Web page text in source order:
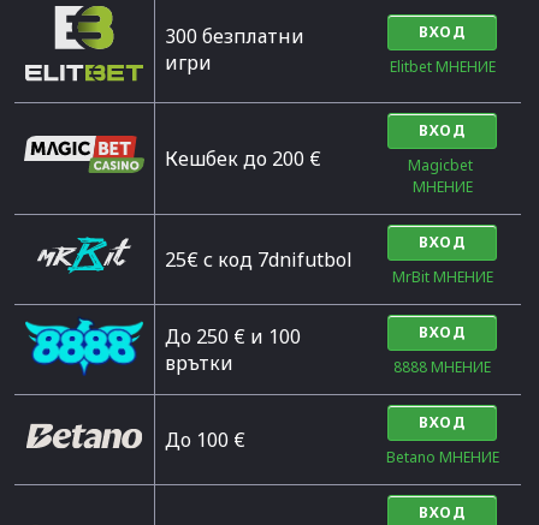
300 безплатни
игри
ВХОД
Elitbet МНЕНИЕ
Кешбек до 200 €
ВХОД
Magicbet
МНЕНИЕ
25€ с код 7dnifutbol
ВХОД
MrBit МНЕНИЕ
До 250 € и 100
врътки
ВХОД
8888 МНЕНИЕ
Дo 100 €
ВХОД
Betano МНЕНИЕ
ВХОД